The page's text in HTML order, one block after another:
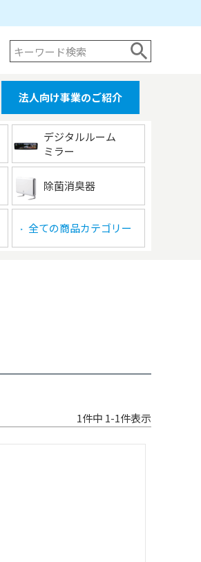
法人向け事業のご紹介
デジタルルーム
ミラー
除菌消臭器
▶ 全ての商品カテゴリー
1件中 1-1件表示